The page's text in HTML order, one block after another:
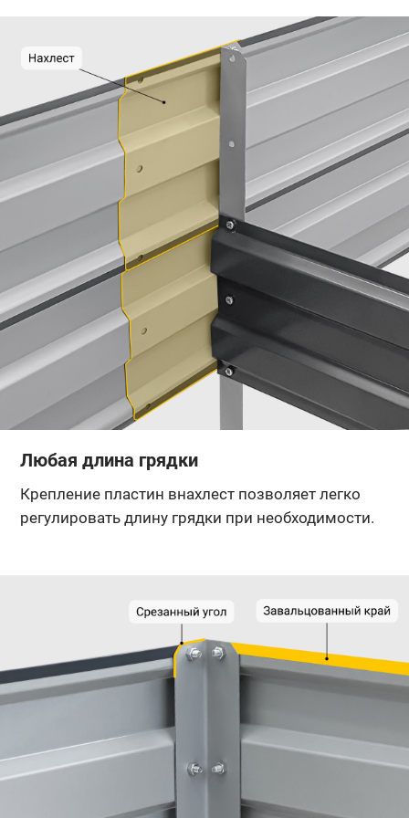
Любая длина грядки
Крепление пластин внахлест позволяет легко
регулировать длину грядки при необходимости.